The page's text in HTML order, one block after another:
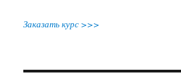
Заказать курс >>>